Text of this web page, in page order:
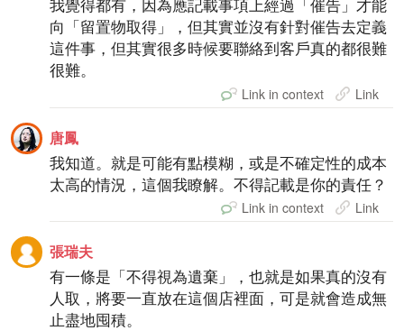
我覺得都有，因為應記載事項上經過「催告」才能
向「留置物取得」，但其實並沒有針對催告去定義
這件事，但其實很多時候要聯絡到客戶真的都很難
很難。
Link in context Link
唐鳳
我知道。就是可能有點模糊，或是不確定性的成本
太高的情況，這個我瞭解。不得記載是你的責任？
Link in context Link
張瑞夫
有一條是「不得視為遺棄」，也就是如果真的沒有
人取，將要一直放在這個店裡面，可是就會造成無
止盡地囤積。